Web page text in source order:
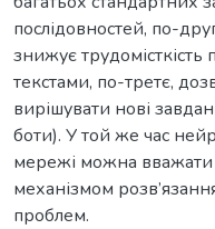
послідовностей, по-
знижує
текстами, по-третє,
вирішувати нові
боти). У той же час
мережі можна вважати
механізмом
проблем.